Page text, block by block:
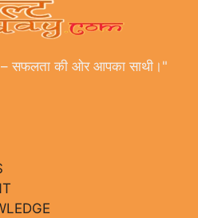
– सफलता की ओर आपका साथी।"